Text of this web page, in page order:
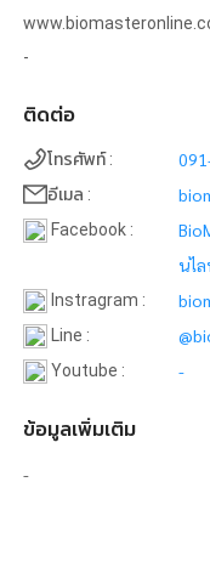
-
ติดต่อ
โทรศัพท์:
อีเมล :
Facebook:
นไ
Instragram :
Line :
Youtube : -
ข้อมูลเพิ่มเติม
-